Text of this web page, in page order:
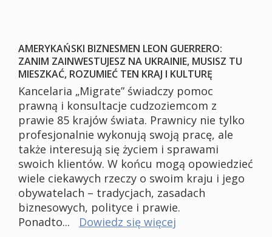
AMERYKAŃSKI BIZNESMEN LEON GUERRERO:
ZANIM ZAINWESTUJESZ NA UKRAINIE, MUSISZ TU
MIESZKAĆ, ROZUMIEĆ TEN KRAJ I KULTURĘ
Kancelaria „Migrate” świadczy pomoc
prawną i konsultacje cudzoziemcom z
prawie 85 krajów świata. Prawnicy nie tylko
profesjonalnie wykonują swoją pracę, ale
także interesują się życiem i sprawami
swoich klientów. W końcu mogą opowiedzieć
wiele ciekawych rzeczy o swoim kraju i jego
obywatelach – tradycjach, zasadach
biznesowych, polityce i prawie.
Ponadto...
Dowiedz się więcej